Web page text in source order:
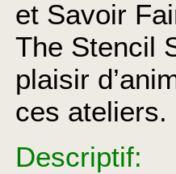
et Savoir
The Stencil
plaisir
ces ateliers.
Descriptif: